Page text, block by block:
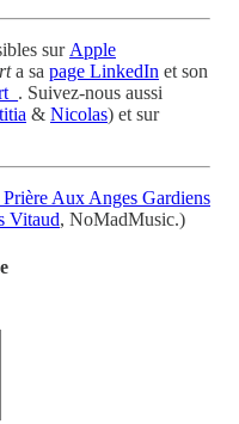
surApple
a sa page LinkedIn et son
. Suivez-nous aussi
& Nicolas) et sur
Aux Anges Gardiens
Vitaud, NoMadMusic.)